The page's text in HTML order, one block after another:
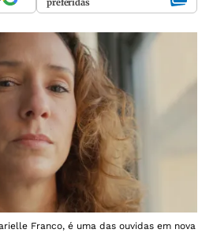
preferidas
Franco, é uma das ouvidas em nova